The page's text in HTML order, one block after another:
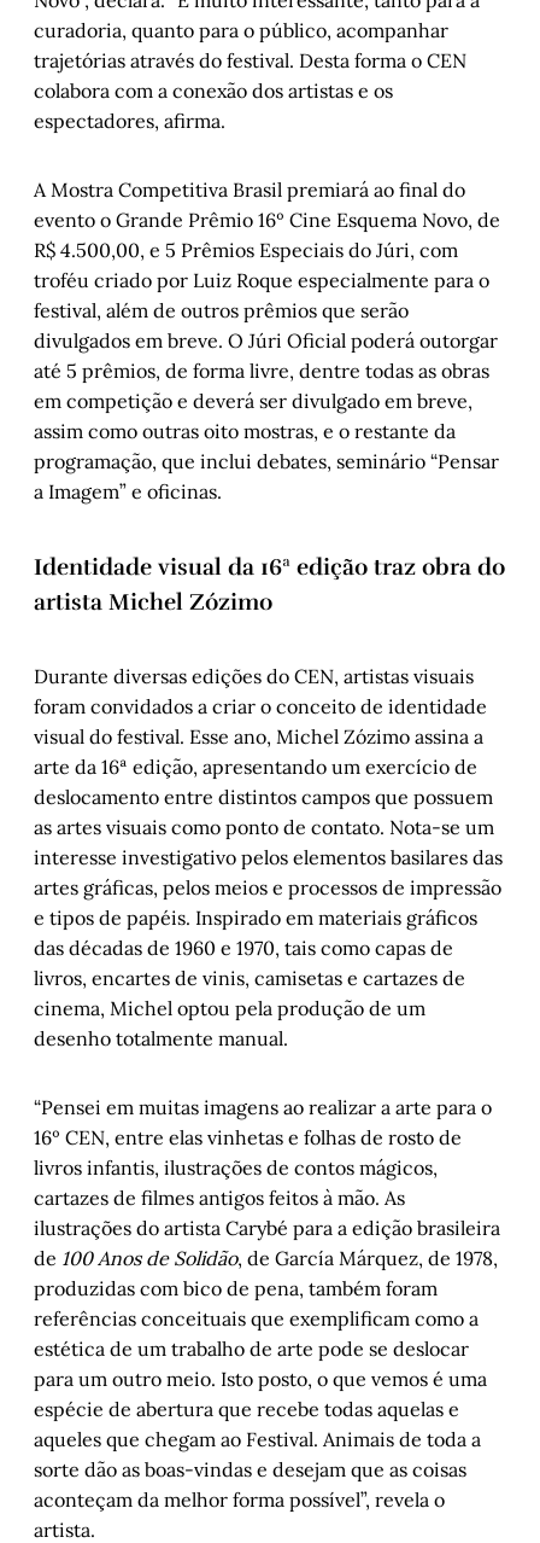
curadoria, quanto para o público, acompanhar
trajetórias através do festival. Desta forma o CEN
colabora com a conexão dos artistas e os
espectadores, afirma.
A Mostra Competitiva Brasil premiará ao final do
evento o Grande Prêmio 16º Cine Esquema Novo, de
R$ 4.500,00, e 5 Prêmios Especiais do Júri, com
troféu criado por Luiz Roque especialmente para o
festival, além de outros prêmios que serão
divulgados em breve. O Júri Oficial poderá outorgar
até 5 prêmios, de forma livre, dentre todas as obras
em competição e deverá ser divulgado em breve,
assim como outras oito mostras, e o restante da
programação, que inclui debates, seminário “Pensar
a Imagem” e oficinas.
Identidade visual da 16ª edição traz obra do
artista Michel Zózimo
Durante diversas edições do CEN, artistas visuais
foram convidados a criar o conceito de identidade
visual do festival. Esse ano, Michel Zózimo assina a
arte da 16ª edição, apresentando um exercício de
deslocamento entre distintos campos que possuem
as artes visuais como ponto de contato. Nota-se um
interesse investigativo pelos elementos basilares das
artes gráficas, pelos meios e processos de impressão
e tipos de papéis. Inspirado em materiais gráficos
das décadas de 1960 e 1970, tais como capas de
livros, encartes de vinis, camisetas e cartazes de
cinema, Michel optou pela produção de um
desenho totalmente manual.
“Pensei em muitas imagens ao realizar a arte para o
16º CEN, entre elas vinhetas e folhas de rosto de
livros infantis, ilustrações de contos mágicos,
cartazes de filmes antigos feitos à mão. As
ilustrações do artista Carybé para a edição brasileira
de 100 Anos de Solidão, de García Márquez, de 1978,
produzidas com bico de pena, também foram
referências conceituais que exemplificam como a
estética de um trabalho de arte pode se deslocar
para um outro meio. Isto posto, o que vemos é uma
espécie de abertura que recebe todas aquelas e
aqueles que chegam ao Festival. Animais de toda a
sorte dão as boas-vindas e desejam que as coisas
aconteçam da melhor forma possível”, revela o
artista.